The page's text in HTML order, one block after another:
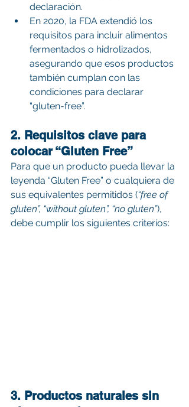
declaración.
En 2020, la FDA extendió los
requisitos para incluir alimentos
fermentados o hidrolizados,
asegurando que esos productos
también cumplan con las
condiciones para declarar
“gluten-free”.
2. Requisitos clave para
colocar “Gluten Free”
Para que un producto pueda llevar la
leyenda “Gluten Free” o cualquiera de
sus equivalentes permitidos (“free of
gluten”, “without gluten”, “no gluten”),
debe cumplir los siguientes criterios:
3. Productos naturales sin